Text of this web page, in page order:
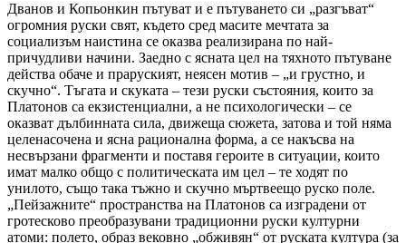
Дванов и Копьонкин пътуват и е пътуването си „разгъват“
огромния руски свят, където сред масите мечтата за
социализъм наистина се оказва реализирана по най-
причудливи начини. Заедно с ясната цел на тяхното пътуване
действа обаче и праруският, неясен мотив – „и грустно, и
скучно“. Тъгата и скуката – тези руски състояния, които за
Платонов са екзистенциални, а не психологически – се
оказват дълбинната сила, движеща сюжета, затова и той няма
целенасочена и ясна рационална форма, а се накъсва на
несвързани фрагменти и поставя героите в ситуации, които
имат малко общо с политическата им цел – те ходят по
унилото, също така тъжно и скучно мъртвеещо руско поле.
„Пейзажните“ пространства на Платонов са изградени от
гротесково преобразувани традиционни руски културни
атоми: полето, образ вековно „обживян“ от руската култура (за